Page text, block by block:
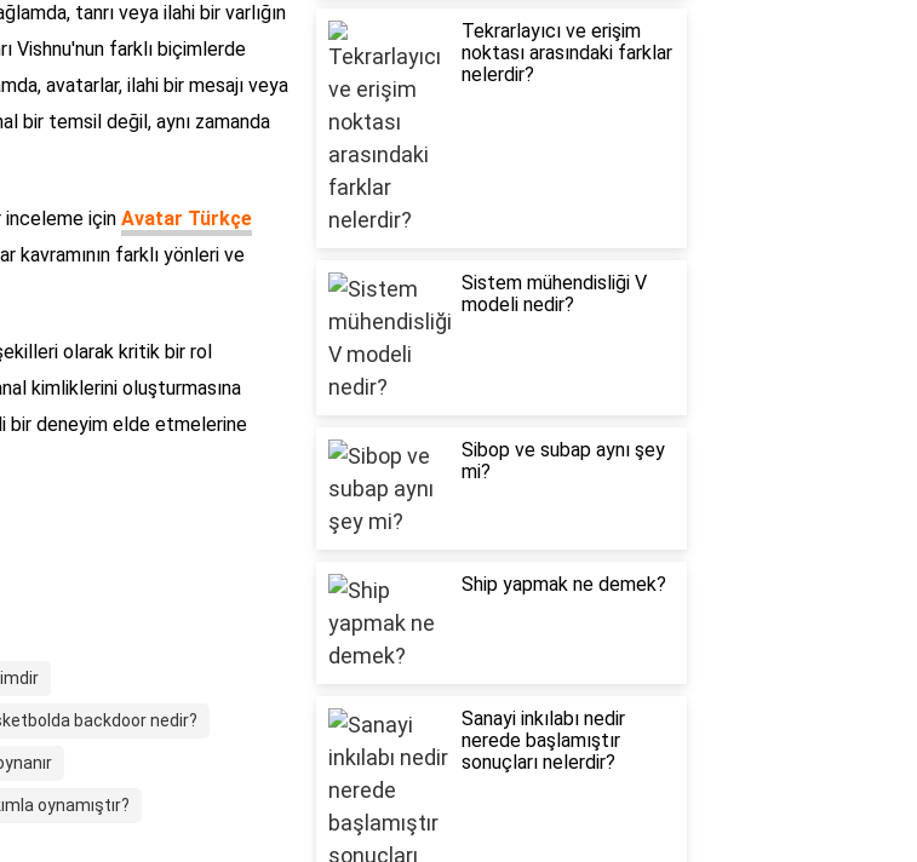
tanrı veya ilahi bir varlığın
Vishnu'nun farklı biçimlerde
avatarlar, ilahi bir mesajı veya
bir temsil değil, aynı zamanda
inceleme için Avatar Türkçe
kavramının farklı yönleri ve
olarak kritik bir rol
kimliklerini oluşturmasına
bir deneyim elde etmelerine
backdoor nedir?
oynamıştır?
Tekrarlayıcı ve erişim
noktası arasındaki farklar
nelerdir?
Sistem mühendisliği V
modeli nedir?
Sibop ve subap aynı şey
mi?
Ship yapmak ne demek?
Sanayi inkılabı nedir
nerede başlamıştır
sonuçları nelerdir?